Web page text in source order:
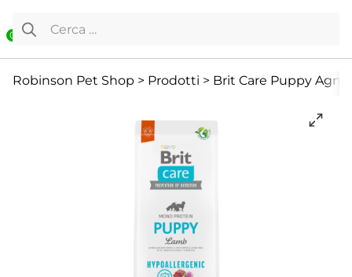
0
Ricerca per:
Robinson Pet Shop > Prodotti > Brit Care Puppy